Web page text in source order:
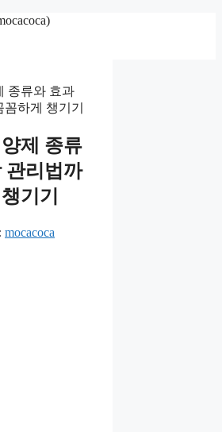
제 종류
관리법까
기기
mocacoca